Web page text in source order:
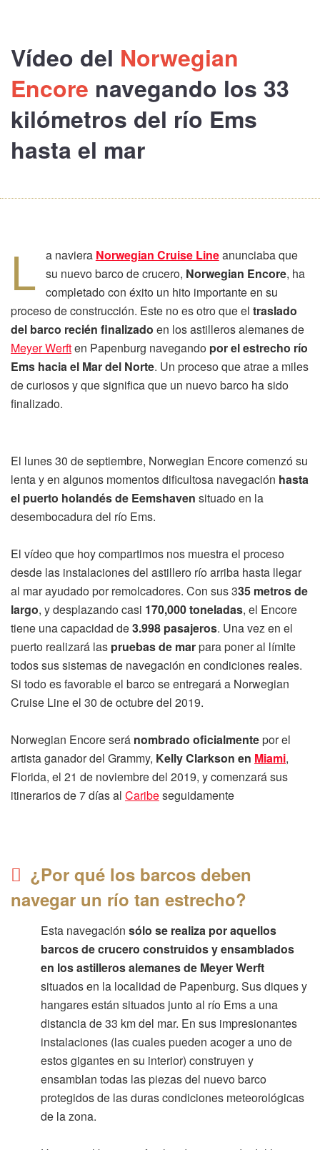
Vídeo del Norwegian
Encore navegando los 33
kilómetros del río Ems
hasta el mar
L a naviera Norwegian Cruise Lineanunciaba que
su nuevo barco de crucero, Norwegian Encore, ha
completado con éxito un hito importante en su
proceso de construcción. Este no es otro que el traslado
del barco recién finalizado en los astilleros alemanes de
Meyer Werften Papenburg navegando por el estrecho río
Ems hacia el Mar del Norte. Un proceso que atrae a miles
de curiosos y que significa que un nuevo barco ha sido
finalizado.
El lunes 30 de septiembre, Norwegian Encore comenzó su
lenta y en algunos momentos dificultosa navegación hasta
el puerto holandés de Eemshaven situado en la
desembocadura del río Ems.
El vídeo que hoy compartimos nos muestra el proceso
desde las instalaciones del astillero río arriba hasta llegar
al mar ayudado por remolcadores. Con sus 335 metros de
largo, y desplazando casi 170,000 toneladas, el Encore
tiene una capacidad de3.998 pasajeros. Una vez en el
puerto realizará las pruebas de marpara poner al límite
todos sus sistemas de navegación en condiciones reales.
Si todo es favorable el barco se entregará a Norwegian
Cruise Line el 30 de octubre del 2019.
Norwegian Encore será nombrado oficialmentepor el
artista ganador del Grammy, Kelly Clarkson en Miami,
Florida, el 21 de noviembre del 2019, y comenzará sus
itinerarios de 7 días al Caribeseguidamente
¿Por qué los barcos deben
navegar un río tan estrecho?
Esta navegación sólo se realiza por aquellos
barcos de crucero construidos y ensamblados
en los astilleros alemanes de Meyer Werft
situados en la localidad de Papenburg. Sus diques y
hangares están situados junto al río Ems a una
distancia de 33 km del mar. En sus impresionantes
instalaciones (las cuales pueden acoger a uno de
estos gigantes en su interior) construyen y
ensamblan todas las piezas del nuevo barco
protegidos de las duras condiciones meteorológicas
de la zona.